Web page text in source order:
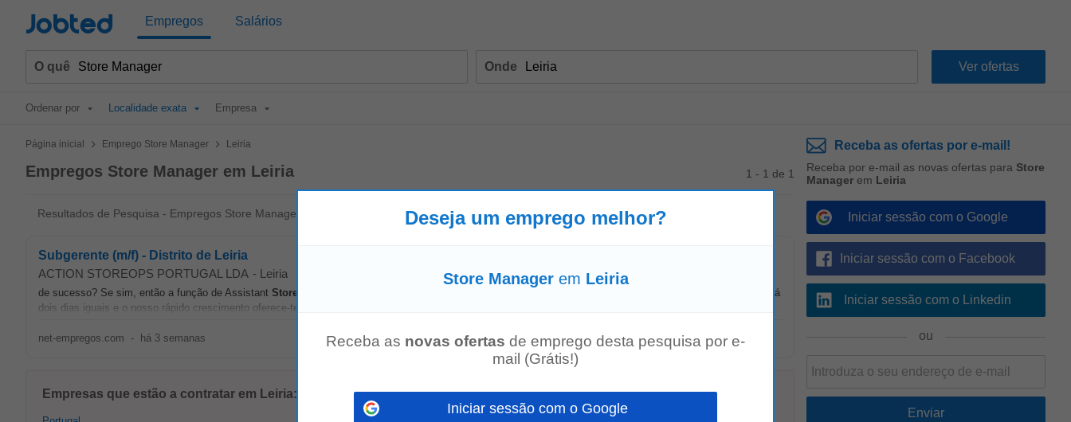
Jobted Empregos Salários
O quê Onde
Ordenar por Localidade exata Empresa
Página inicial > Emprego Store Manager > Leiria
Empregos Store Manager em Leiria 1 - 1 de 1
Resultados de Pesquisa - Empregos Store Manager em Leiria
Subgerente (m/f) - Distrito de Leiria
ACTION STOREOPS PORTUGAL LDA - Leiria
de sucesso? Se sim, então a função de Assistant Store
é a oportunidade que procuras! Com 150 produtos novos todas as semanas, na Action não há
dois dias iguais e o nosso rápido crescimento oferece-te a também a oportunidade de cresceres…” Trabalha...
net-empregos.com - há 3 semanas
Empresas que estão a contratar em Leiria:
Receba as ofertas por e-mail!
Receba por e-mail as novas ofertas para Store
Manager em Leiria
Iniciar sessão com o Google
Iniciar sessão com o Facebook
Iniciar sessão com o Linkedin
ou
Deseja um emprego melhor?
Store Managerem Leiria
Receba as novas ofertas de emprego desta pesquisa por e-
mail (Grátis!)
Iniciar sessão com o Google